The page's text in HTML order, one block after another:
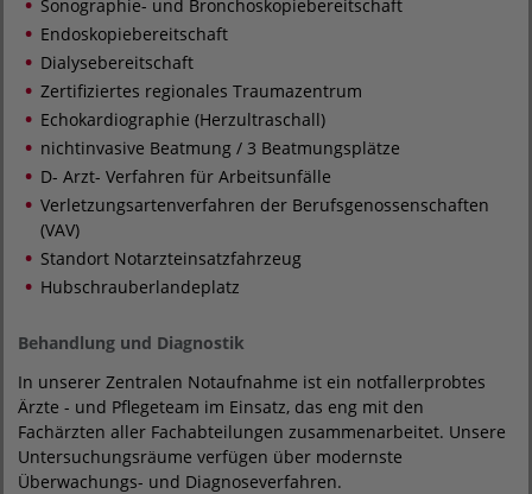
Sonographie- und Bronchoskopiebereitschaft
Endoskopiebereitschaft
Dialysebereitschaft
Zertifiziertes regionales Traumazentrum
Echokardiographie (Herzultraschall)
nichtinvasive Beatmung / 3 Beatmungsplätze
D- Arzt- Verfahren für Arbeitsunfälle
Verletzungsartenverfahren der Berufsgenossenschaften
(VAV)
Standort Notarzteinsatzfahrzeug
Hubschrauberlandeplatz
Behandlung und Diagnostik
In unserer Zentralen Notaufnahme ist ein notfallerprobtes
Ärzte - und Pflegeteam im Einsatz, das eng mit den
Fachärzten aller Fachabteilungen zusammenarbeitet. Unsere
Untersuchungsräume verfügen über modernste
Überwachungs- und Diagnoseverfahren.